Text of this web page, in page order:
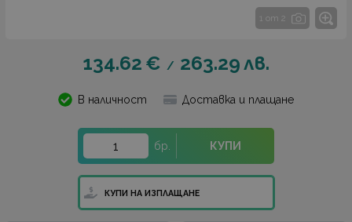
1 от 2
134.62 € / 263.29лв.
В наличност Доставка и плащане
бр. КУПИ
КУПИ НА ИЗПЛАЩАНЕ